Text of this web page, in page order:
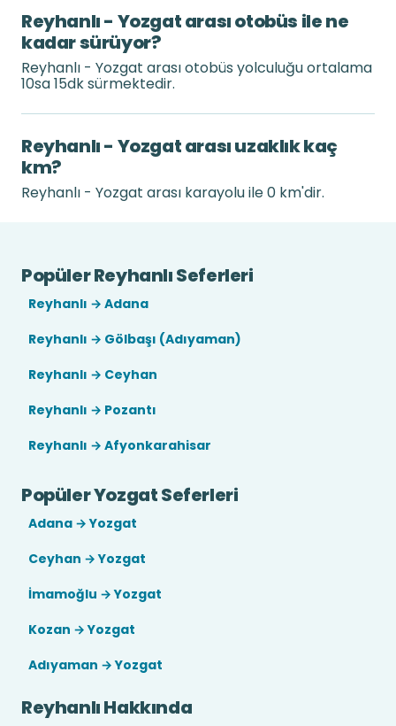
Reyhanlı - Yozgat arası otobüs ile ne
kadar sürüyor?
Reyhanlı - Yozgat arası otobüs yolculuğu ortalama
10sa 15dk sürmektedir.
Reyhanlı - Yozgat arası uzaklık kaç
km?
Reyhanlı - Yozgat arası karayolu ile 0 km'dir.
Popüler Reyhanlı Seferleri
Reyhanlı → Adana
Reyhanlı → Gölbaşı (Adıyaman)
Reyhanlı → Ceyhan
Reyhanlı → Pozantı
Reyhanlı → Afyonkarahisar
Popüler Yozgat Seferleri
Adana → Yozgat
Ceyhan → Yozgat
İmamoğlu → Yozgat
Kozan → Yozgat
Adıyaman → Yozgat
Reyhanlı Hakkında